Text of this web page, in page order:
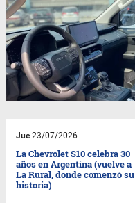
Jue23/07/2026
La Chevrolet S10 celebra 30
años en Argentina (vuelve a
La Rural, donde comenzó su
historia)